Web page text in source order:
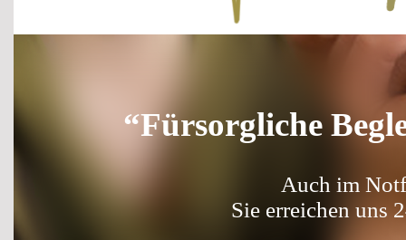
“Fürsorgliche
Auch im
Sie erreichen uns